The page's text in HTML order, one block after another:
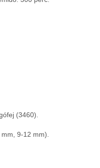
(3460).
9-12 mm).